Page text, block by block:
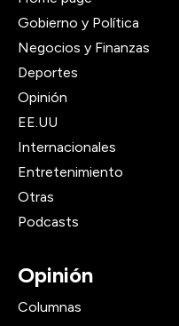
Gobierno y Política
Negocios y Finanzas
Deportes
Opinión
EE.UU
Internacionales
Entretenimiento
Otras
Podcasts
Opinión
Columnas